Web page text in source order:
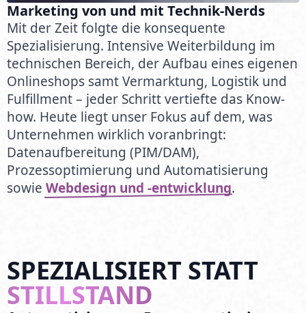
Marketing von und mit Technik-Nerds
Mit der Zeit folgte die konsequente
Spezialisierung. Intensive Weiterbildung im
technischen Bereich, der Aufbau eines eigenen
Onlineshops samt Vermarktung, Logistik und
Fulfillment – jeder Schritt vertiefte das Know-
how. Heute liegt unser Fokus auf dem, was
Unternehmen wirklich voranbringt:
Datenaufbereitung (PIM/DAM),
Prozessoptimierung und Automatisierung
sowie Webdesign und -entwicklung.
SPEZIALISIERT STATT
STILLSTAND